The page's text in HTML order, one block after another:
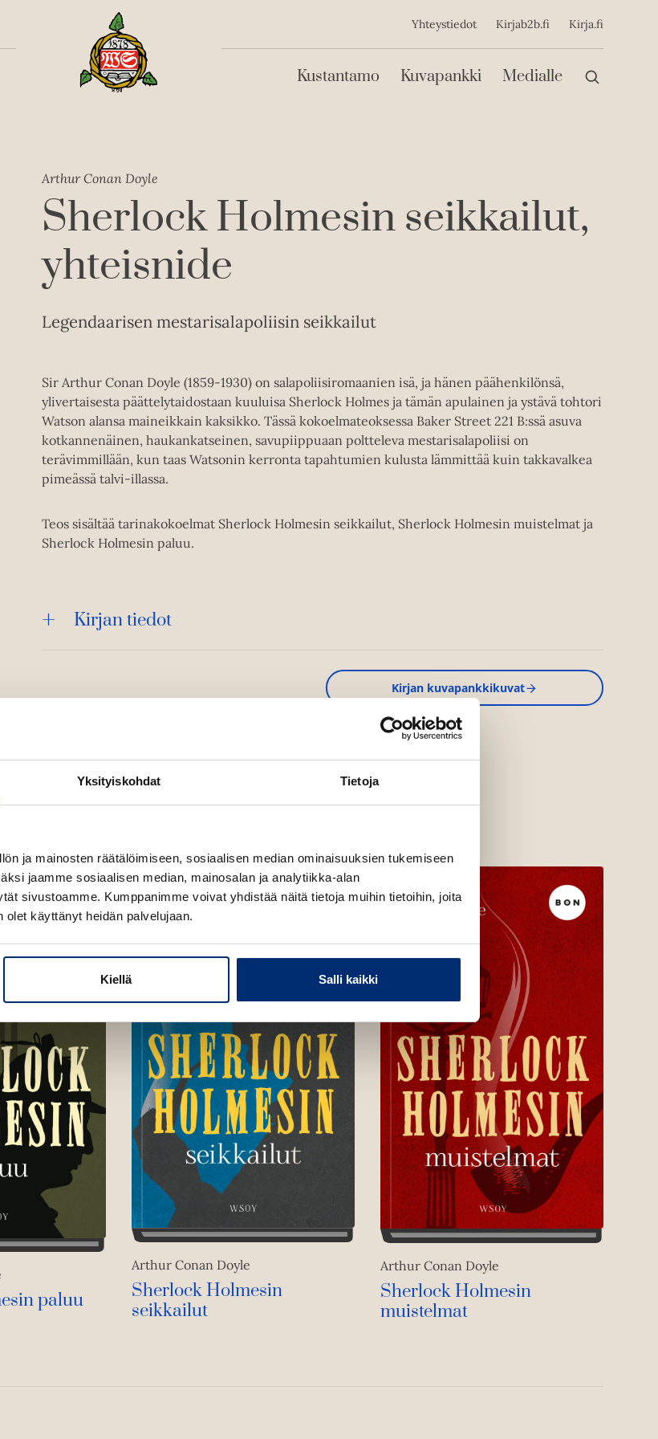
Yksityiskohdat Tietoja
ja mainosten räätälöimiseen, sosiaalisen median ominaisuuksien tukemiseen
jaamme sosiaalisen median, mainosalan ja analytiikka-alan
sivustoamme. Kumppanimme voivat yhdistää näitä tietoja muihin tietoihin, joita
olet käyttänyt heidän palvelujaan.
Kiellä Salli kaikki
Yhteystiedot Kirjab2b.fi Kirja.fi
Päävalikko
Kustantamo Kuvapankki Medialle
Arthur Conan Doyle
Sherlock Holmesin seikkailut,
yhteisnide
Legendaarisen mestarisalapoliisin seikkailut
Sir Arthur Conan Doyle (1859-1930) on salapoliisiromaanien isä, ja hänen päähenkilönsä,
ylivertaisesta päättelytaidostaan kuuluisa Sherlock Holmes ja tämän apulainen ja ystävä tohtori
Watson alansa maineikkain kaksikko. Tässä kokoelmateoksessa Baker Street 221 B:ssä asuva
kotkannenäinen, haukankatseinen, savupiippuaan poltteleva mestarisalapoliisi on
terävimmillään, kun taas Watsonin kerronta tapahtumien kulusta lämmittää kuin takkavalkea
pimeässä talvi-illassa.
Teos sisältää tarinakokoelmat Sherlock Holmesin seikkailut, Sherlock Holmesin muistelmat ja
Sherlock Holmesin paluu.
Kirjan tiedot
Kirjan kuvapankkikuvat
paluu
Arthur Conan Doyle
Sherlock Holmesin
seikkailut
Arthur Conan Doyle
Sherlock Holmesin
muistelmat